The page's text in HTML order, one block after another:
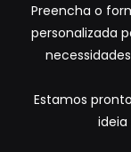
Preencha o
personalizada
Estamos